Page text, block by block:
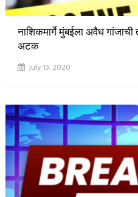
नाशिकमार्गे मुंबईला अवैध गांजाची
अटक
July 13, 2020